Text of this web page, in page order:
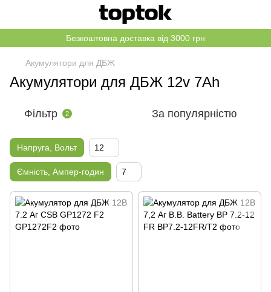
Безкоштовна доставка від 3000 грн
Акумулятори для ДБЖ
Акумулятори для ДБЖ 12v 7Ah
Фільтр 2 За популярністю
Напруга, Вольт 12
Ємність, Ампер-годин 7